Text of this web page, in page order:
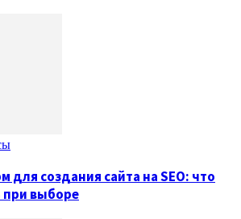
для создания сайта на SEO: что
при выборе